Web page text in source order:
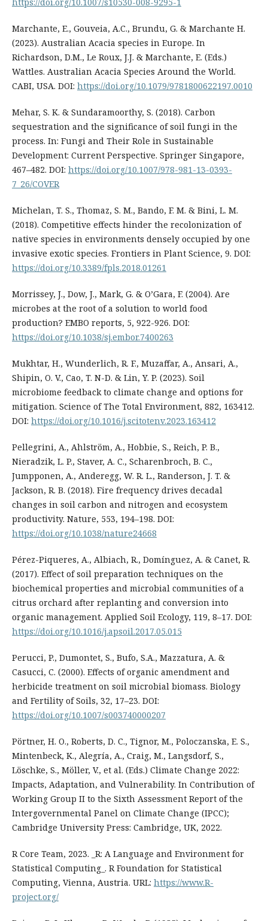
Marchante, E., Gouveia, A.C., Brundu, G. & Marchante H.
(2023). Australian Acacia species in Europe. In
Richardson, D.M., Le Roux, J.J. & Marchante, E. (Eds.)
Wattles. Australian Acacia Species Around the World.
CABI, USA. DOI: https://doi.org/10.1079/9781800622197.0010
Mehar, S. K. & Sundaramoorthy, S. (2018). Carbon
sequestration and the significance of soil fungi in the
process. In: Fungi and Their Role in Sustainable
Development: Current Perspective. Springer Singapore,
467–482. DOI: https://doi.org/10.1007/978-981-13-0393-
7_26/COVER
Michelan, T. S., Thomaz, S. M., Bando, F. M. & Bini, L. M.
(2018). Competitive effects hinder the recolonization of
native species in environments densely occupied by one
invasive exotic species. Frontiers in Plant Science, 9. DOI:
https://doi.org/10.3389/fpls.2018.01261
Morrissey, J., Dow, J., Mark, G. & O’Gara, F. (2004). Are
microbes at the root of a solution to world food
production? EMBO reports, 5, 922-926. DOI:
https://doi.org/10.1038/sj.embor.7400263
Mukhtar, H., Wunderlich, R. F., Muzaffar, A., Ansari, A.,
Shipin, O. V., Cao, T. N-D. & Lin, Y. P. (2023). Soil
microbiome feedback to climate change and options for
mitigation. Science of The Total Environment, 882, 163412.
DOI: https://doi.org/10.1016/j.scitotenv.2023.163412
Pellegrini, A., Ahlström, A., Hobbie, S., Reich, P. B.,
Nieradzik, L. P., Staver, A. C., Scharenbroch, B. C.,
Jumpponen, A., Anderegg, W. R. L., Randerson, J. T. &
Jackson, R. B. (2018). Fire frequency drives decadal
changes in soil carbon and nitrogen and ecosystem
productivity. Nature, 553, 194–198. DOI:
https://doi.org/10.1038/nature24668
Pérez-Piqueres, A., Albiach, R., Domínguez, A. & Canet, R.
(2017). Effect of soil preparation techniques on the
biochemical properties and microbial communities of a
citrus orchard after replanting and conversion into
organic management. Applied Soil Ecology, 119, 8–17. DOI:
https://doi.org/10.1016/j.apsoil.2017.05.015
Perucci, P., Dumontet, S., Bufo, S.A., Mazzatura, A. &
Casucci, C. (2000). Effects of organic amendment and
herbicide treatment on soil microbial biomass. Biology
and Fertility of Soils, 32, 17–23. DOI:
https://doi.org/10.1007/s003740000207
Pörtner, H. O., Roberts, D. C., Tignor, M., Poloczanska, E. S.,
Mintenbeck, K., Alegría, A., Craig, M., Langsdorf, S.,
Löschke, S., Möller, V., et al. (Eds.) Climate Change 2022:
Impacts, Adaptation, and Vulnerability. In Contribution of
Working Group II to the Sixth Assessment Report of the
Intergovernmental Panel on Climate Change (IPCC);
Cambridge University Press: Cambridge, UK, 2022.
R Core Team, 2023. _R: A Language and Environment for
Statistical Computing_. R Foundation for Statistical
Computing, Vienna, Austria. URL: https://www.R-
project.org/